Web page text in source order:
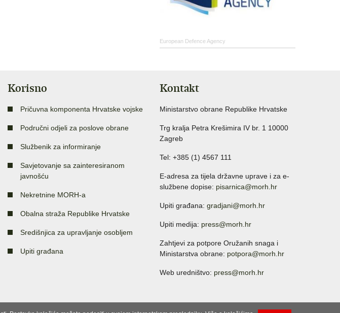
European Defence Agency
Korisno
Pričuvna komponenta Hrvatske vojske
Područni odjeli za poslove obrane
Službenik za informiranje
Savjetovanje sa zainteresiranom
javnošću
Nekretnine MORH-a
Obalna straža Republike Hrvatske
Središnjica za upravljanje osobljem
Upiti građana
Kontakt
Ministarstvo obrane Republike Hrvatske
Trg kralja Petra Krešimira IV br. 1 10000
Zagreb
Tel: +385 (1) 4567 111
E-adresa za tijela državne uprave i za e-
službene dopise: pisarnica@morh.hr
Upiti građana: gradjani@morh.hr
Upiti medija: press@morh.hr
Zahtjevi za potpore Oružanih snaga i
Ministarstva obrane: potpora@morh.hr
Web uredništvo: press@morh.hr